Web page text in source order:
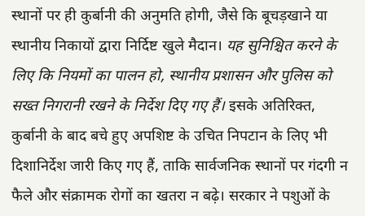
स्थानों पर ही कुर्बानी की अनुमति होगी, जैसे कि बूचड़खाने या
स्थानीय निकायों द्वारा निर्दिष्ट खुले मैदान। यह सुनिश्चित करने के
लिए कि नियमों का पालन हो, स्थानीय प्रशासन और पुलिस को
सख्त निगरानी रखने के निर्देश दिए गए हैं।इसके अतिरिक्त,
कुर्बानी के बाद बचे हुए अपशिष्ट के उचित निपटान के लिए भी
दिशानिर्देश जारी किए गए हैं, ताकि सार्वजनिक स्थानों पर गंदगी न
फैले और संक्रामक रोगों का खतरा न बढ़े। सरकार ने पशुओं के